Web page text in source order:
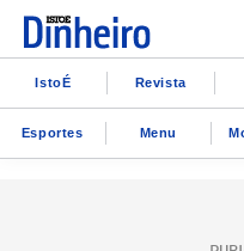
IstoÉ Revista
Esportes Menu